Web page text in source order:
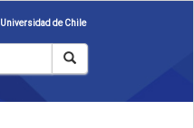
Universidad de Chile